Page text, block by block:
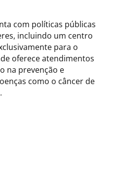
com políticas públicas
incluindo um centro
para o
oferece atendimentos
na prevenção e
como o câncer de